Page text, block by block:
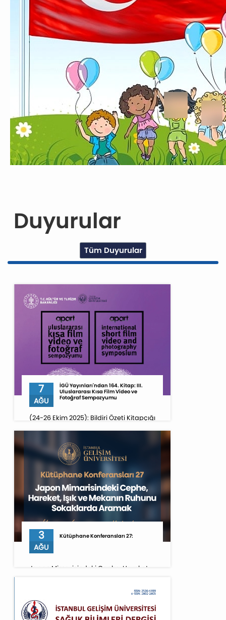
Duyurular
Tüm Duyurular
7
AĞU
İGÜ Yayınları'ndan 164. Kitap: III.
Uluslararası Kısa Film Video ve
Fotoğraf Sempozyumu
(24-26 Ekim 2025): Bildiri Özeti Kitapçığı
3
AĞU
Kütüphane Konferansları 27:
Japon Mimarisindeki Cephe, Hareket,
Aramak [03.08.2026 saat 20.00-21.00]